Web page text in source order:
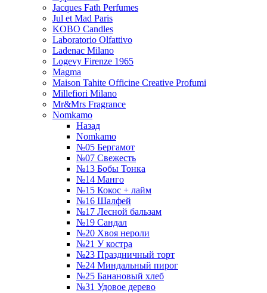
Jacques Fath Perfumes
Jul et Mad Paris
KOBO Candles
Laboratorio Olfattivo
Ladenac Milano
Logevy Firenze 1965
Magma
Maison Tahite Officine Creative Profumi
Millefiori Milano
Mr&Mrs Fragrance
Nomkamo
Назад
Nomkamo
№05 Бергамот
№07 Свежесть
№13 Бобы Тонка
№14 Манго
№15 Кокос + лайм
№16 Шалфей
№17 Лесной бальзам
№19 Сандал
№20 Хвоя нероли
№21 У костра
№23 Праздничный торт
№24 Миндальный пирог
№25 Банановый хлеб
№31 Удовое дерево